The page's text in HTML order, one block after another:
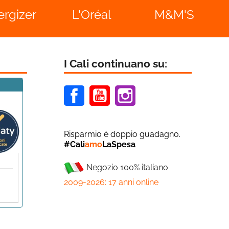
L'Oréal M&M'S
I Cali continuano su:
FacebookYoutube
Risparmio è doppio guadagno.
#CaliamoLaSpesa
Negozio 100% italiano
2009-2026: 17 anni online